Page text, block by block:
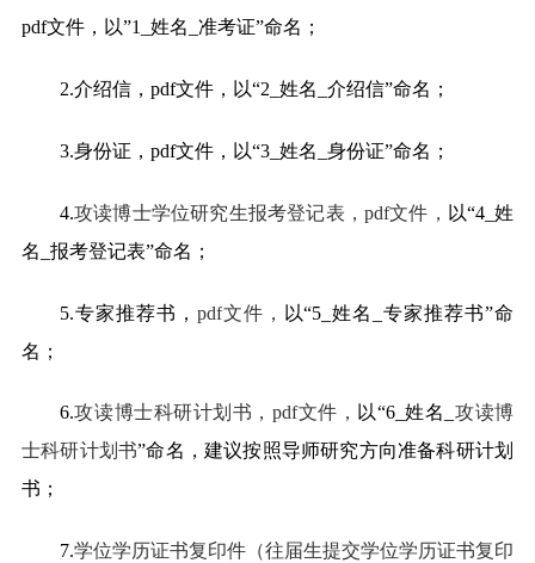
pdf文件，以”1_姓名_准考证”命名；
2.介绍信，pdf文件，以“2_姓名_介绍信”命名；
3.身份证，pdf文件，以“3_姓名_身份证”命名；
4.攻读博士学位研究生报考登记表，pdf文件， 以“4_姓
名_报考登记表”命名；
5.专家推荐书， pdf文件，
以“5_姓名_专家推荐书”命
名；
6.攻读博士科研计划书，pdf文件， 以“6_姓名_ 攻读博
士科研计划书”命名，建议按照导师研究方向准备科研计划
书；
7.学位学历证书复印件（往届生提交学位学历证书复印